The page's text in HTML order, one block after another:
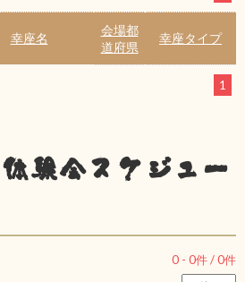
幸座名
会場都
道府県
幸座タイプ
1
験会スケジュー
0 - 0件 /0件